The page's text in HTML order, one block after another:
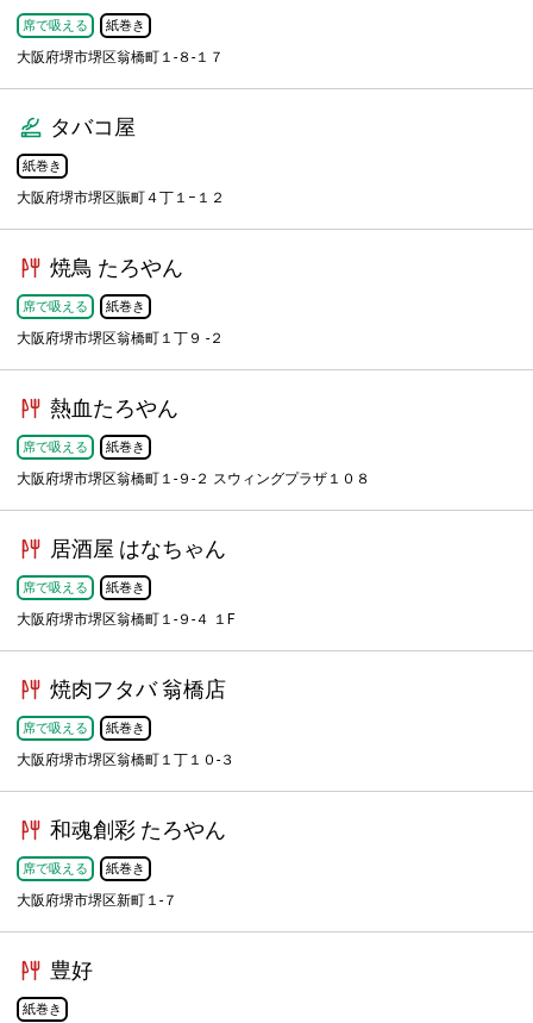
席で吸える 紙巻き
大阪府堺市堺区翁橋町１-８-１７
タバコ屋
紙巻き
大阪府堺市堺区賑町４丁１−１２
焼鳥 たろやん
席で吸える 紙巻き
大阪府堺市堺区翁橋町１丁９ -２
熱血たろやん
席で吸える 紙巻き
大阪府堺市堺区翁橋町１-９-２ スウィングプラザ１０８
居酒屋 はなちゃん
席で吸える 紙巻き
大阪府堺市堺区翁橋町１-９-４ １F
焼肉フタバ 翁橋店
席で吸える 紙巻き
大阪府堺市堺区翁橋町１丁１０-３
和魂創彩 たろやん
席で吸える 紙巻き
大阪府堺市堺区新町１-７
豊好
紙巻き